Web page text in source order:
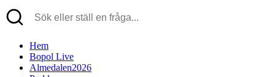
Hem
Bopol Live
Almedalen2026